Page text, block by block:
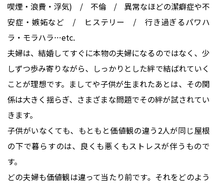
喫煙・浪費・浮気) / 不倫 / 異常なほどの潔癖症や不
安症・嫉妬など / ヒステリー / 行き過ぎるパワハ
ラ・モラハラ…etc.
夫婦は、結婚してすぐに本物の夫婦になるのではなく、少
しずつ歩み寄りながら、しっかりとした絆で結ばれていく
ことが理想です。ましてや子供が生まれたあとは、その関
係は大きく揺らぎ、さまざまな問題でその絆が試されてい
きます。
子供がいなくても、もともと価値観の違う2人が同じ屋根
の下で暮らすのは、良くも悪くもストレスが伴うもので
す。
どの夫婦も価値観は違って当たり前です。それをどのよう